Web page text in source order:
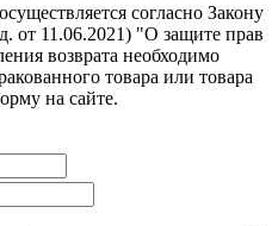
согласно Закону
от 11.06.2021) "О защите прав
возврата необходимо
товара или товара
на сайте.